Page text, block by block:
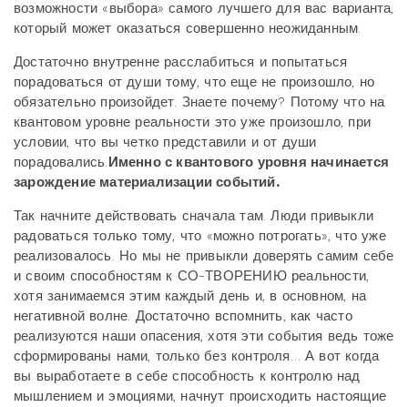
возможности «выбора» самого лучшего для вас варианта,
который может оказаться совершенно неожиданным.
Достаточно внутренне расслабиться и попытаться
порадоваться от души тому, что еще не произошло, но
обязательно произойдет. Знаете почему? Потому что на
квантовом уровне реальности это уже произошло, при
условии, что вы четко представили и от души
порадовались.Именно с квантового уровня начинается
зарождение материализации событий.
Так начните действовать сначала там. Люди привыкли
радоваться только тому, что «можно потрогать», что уже
реализовалось. Но мы не привыкли доверять самим себе
и своим способностям к СО-ТВОРЕНИЮ реальности,
хотя занимаемся этим каждый день и, в основном, на
негативной волне. Достаточно вспомнить, как часто
реализуются наши опасения, хотя эти события ведь тоже
сформированы нами, только без контроля… А вот когда
вы выработаете в себе способность к контролю над
мышлением и эмоциями, начнут происходить настоящие